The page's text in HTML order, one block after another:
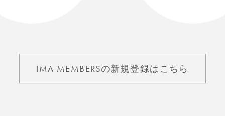
IMA MEMBERSの新規登録はこちら